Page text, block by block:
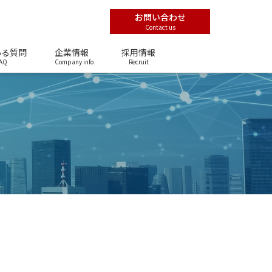
お問い合わせ
Contact us
質問 企業情報
Company info
採用情報
Recruit